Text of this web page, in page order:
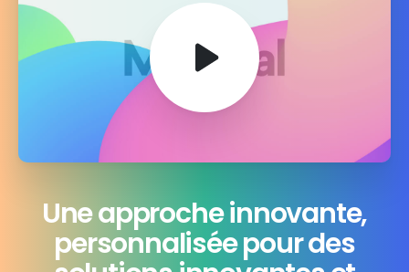
Une approche innovante,
personnalisée pour des